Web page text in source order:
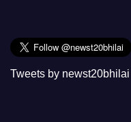
Tweets by newst20bhilai